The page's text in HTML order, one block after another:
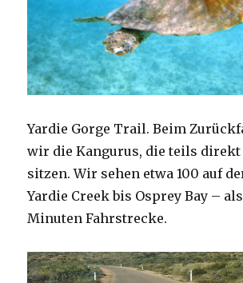
Yardie Gorge Trail. Beim
wir die Kangurus, die teils direkt
sitzen. Wir sehen etwa 100 auf
Yardie Creek bis Osprey Bay –
Minuten Fahrstrecke.